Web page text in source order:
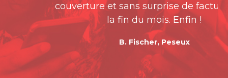
couverture et sans surprise de facturation à
la fin du mois. Enfin !
B. Fischer, Peseux